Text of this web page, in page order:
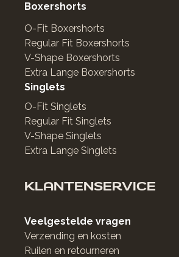
Boxershorts
O-Fit Boxershorts
Regular Fit Boxershorts
V-Shape Boxershorts
Extra Lange Boxershorts
Singlets
O-Fit Singlets
Regular Fit Singlets
V-Shape Singlets
Extra Lange Singlets
KLANTENSERVICE
Veelgestelde vragen
Verzending en kosten
Ruilen en retourneren